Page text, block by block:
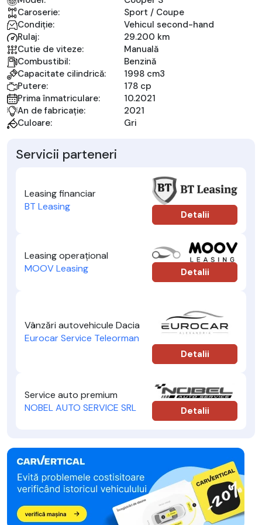
Caroserie:
Sport / Coupe
Condiție:
Vehicul second-hand
Rulaj:
29.200 km
Cutie de viteze:
Manuală
Combustibil:
Benzină
Capacitate cilindrică:
1998 cm3
Putere:
178 cp
Prima înmatriculare:
10.2021
An de fabricație:
2021
Culoare:
Gri
Servicii parteneri
Leasing financiar
BT Leasing
Detalii
Leasing operațional
MOOV Leasing
Detalii
Vânzări autovehicule Dacia
Eurocar Service Teleorman
Detalii
Service auto premium
NOBEL AUTO SERVICE SRL
Detalii